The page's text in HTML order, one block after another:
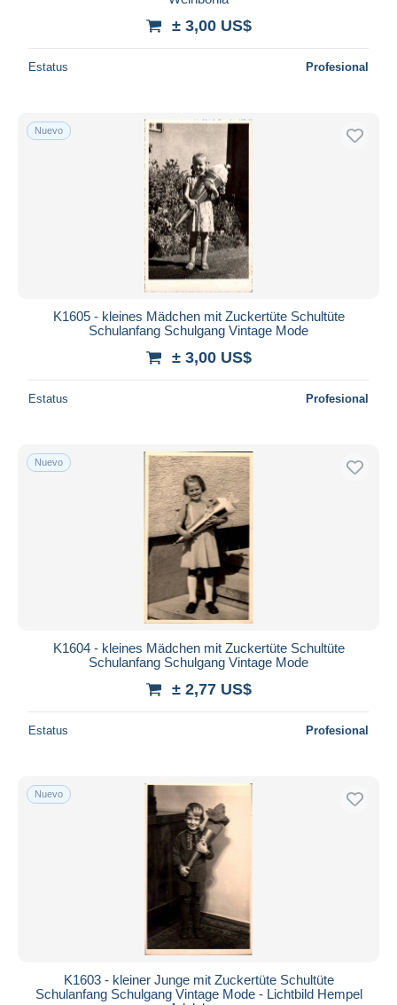
± 3,00 US$
Estatus Profesional
Nuevo
K1605 - kleines Mädchen mit Zuckertüte Schultüte
Schulanfang Schulgang Vintage Mode
± 3,00 US$
Estatus Profesional
Nuevo
K1604 - kleines Mädchen mit Zuckertüte Schultüte
Schulanfang Schulgang Vintage Mode
± 2,77 US$
Estatus Profesional
Nuevo
K1603 - kleiner Junge mit Zuckertüte Schultüte
Schulanfang Schulgang Vintage Mode - Lichtbild Hempel